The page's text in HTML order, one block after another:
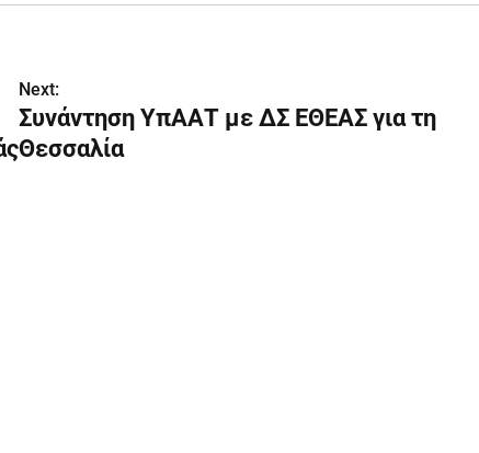
Next:
Συνάντηση ΥπΑΑΤ με ΔΣ ΕΘΕΑΣ για τη
Θεσσαλία